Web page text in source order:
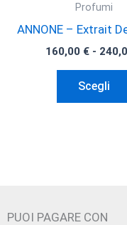
Profumi
ANNONE – Extrait
160,00 € -
Scegli
PUOI PAGARE CON